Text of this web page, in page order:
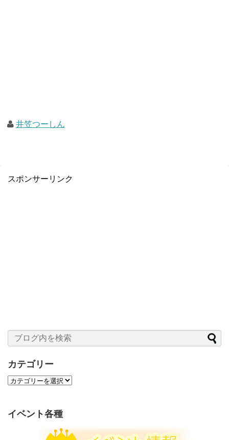
井笠つーしん
スポンサーリンク
カテゴリー
カ
リ
イベント各種